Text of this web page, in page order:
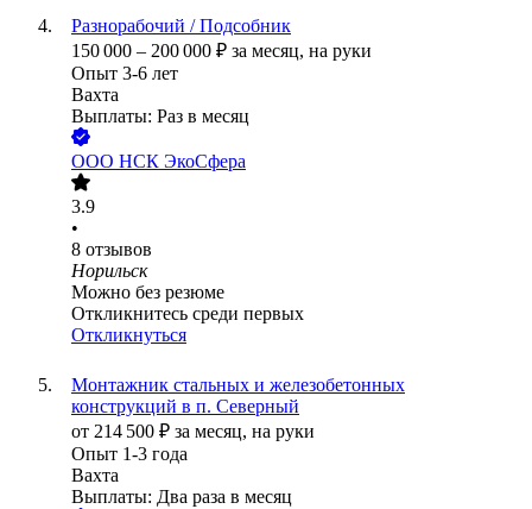
Разнорабочий / Подсобник
150 000 – 200 000 ₽ за месяц, на руки
Опыт 3-6 лет
Вахта
Выплаты: Раз в месяц
ООО НСК ЭкоСфера
3.9
•
8 отзывов
Норильск
Можно без резюме
Откликнитесь среди первых
Откликнуться
Монтажник стальных и железобетонных
конструкций в п. Северный
от 214 500 ₽ за месяц, на руки
Опыт 1-3 года
Вахта
Выплаты: Два раза в месяц